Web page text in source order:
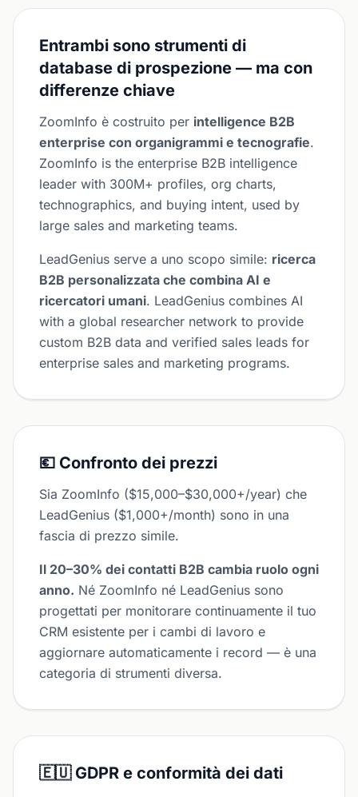
Entrambi sono strumenti di
database di prospezione — ma con
differenze chiave
ZoomInfo è costruito per intelligence B2B
enterprise con organigrammi e tecnografie.
ZoomInfo is the enterprise B2B intelligence
leader with 300M+ profiles, org charts,
technographics, and buying intent, used by
large sales and marketing teams.
LeadGenius serve a uno scopo simile: ricerca
B2B personalizzata che combina AI e
ricercatori umani. LeadGenius combines AI
with a global researcher network to provide
custom B2B data and verified sales leads for
enterprise sales and marketing programs.
💶 Confronto dei prezzi
Sia ZoomInfo ($15,000–$30,000+/year) che
LeadGenius ($1,000+/month) sono in una
fascia di prezzo simile.
Il 20–30% dei contatti B2B cambia ruolo ogni
anno. Né ZoomInfo né LeadGenius sono
progettati per monitorare continuamente il tuo
CRM esistente per i cambi di lavoro e
aggiornare automaticamente i record — è una
categoria di strumenti diversa.
🇪🇺 GDPR e conformità dei dati